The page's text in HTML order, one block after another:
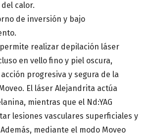
calor.
de inversión y bajo
permite realizar depilación láser
en vello fino y piel oscura,
progresiva y segura de la
El láser Alejandrita actúa
mientras que el Nd:YAG
lesiones vasculares superficiales y
mediante el modo Moveo